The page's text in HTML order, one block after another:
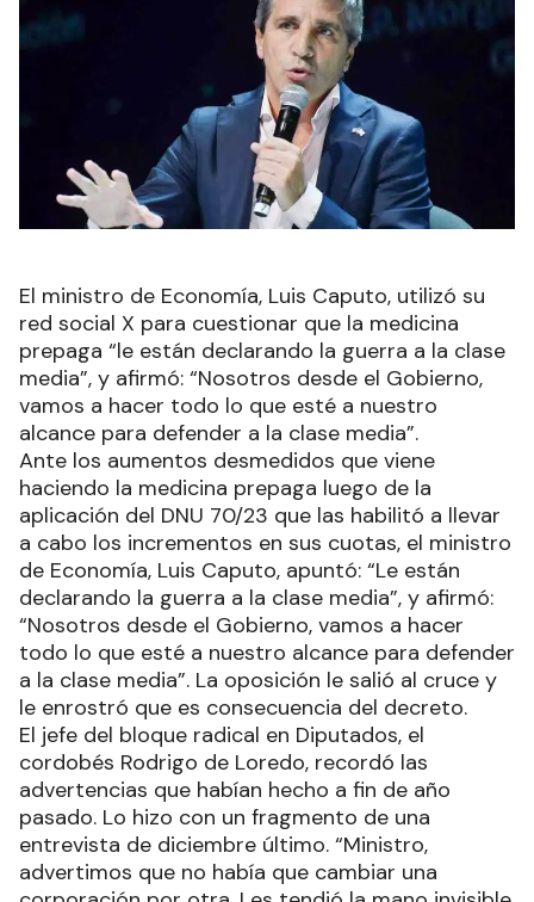
El ministro de Economía, Luis Caputo, utilizó su
red social X para cuestionar que la medicina
prepaga “le están declarando la guerra a la clase
media”, y afirmó: “Nosotros desde el Gobierno,
vamos a hacer todo lo que esté a nuestro
alcance para defender a la clase media”.
Ante los aumentos desmedidos que viene
haciendo la medicina prepaga luego de la
aplicación del DNU 70/23 que las habilitó a llevar
a cabo los incrementos en sus cuotas, el ministro
de Economía, Luis Caputo, apuntó: “Le están
declarando la guerra a la clase media”, y afirmó:
“Nosotros desde el Gobierno, vamos a hacer
todo lo que esté a nuestro alcance para defender
a la clase media”. La oposición le salió al cruce y
le enrostró que es consecuencia del decreto.
El jefe del bloque radical en Diputados, el
cordobés Rodrigo de Loredo, recordó las
advertencias que habían hecho a fin de año
pasado. Lo hizo con un fragmento de una
entrevista de diciembre último. “Ministro,
advertimos que no había que cambiar una